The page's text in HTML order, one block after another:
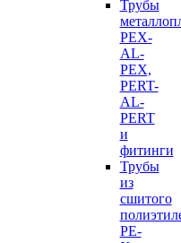
Трубы
PEX-
AL-
PEX,
PERT-
AL-
PERT
и
фитинги
Трубы
из
сшитого
PE-